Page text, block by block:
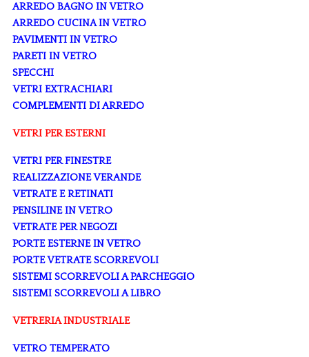
ARREDO BAGNO IN VETRO
ARREDO CUCINA IN VETRO
PAVIMENTI IN VETRO
PARETI IN VETRO
SPECCHI
VETRI EXTRACHIARI
COMPLEMENTI DI ARREDO
VETRI PER ESTERNI
VETRI PER FINESTRE
REALIZZAZIONE VERANDE
VETRATE E RETINATI
PENSILINE IN VETRO
VETRATE PER NEGOZI
PORTE ESTERNE IN VETRO
PORTE VETRATE SCORREVOLI
SISTEMI SCORREVOLI A PARCHEGGIO
SISTEMI SCORREVOLI A LIBRO
VETRERIA INDUSTRIALE
VETRO TEMPERATO